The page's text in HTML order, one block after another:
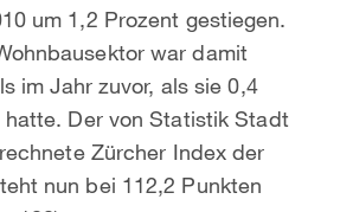
um 1,2 Prozent gestiegen.
war damit
im Jahr zuvor, als sie 0,4
Der von Statistik Stadt
Zürcher Index der
nun bei 112,2 Punkten